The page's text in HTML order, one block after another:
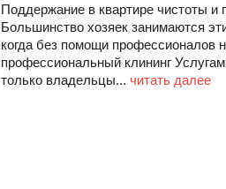
Поддержание в квартире чистоты и
Большинство хозяек занимаются
когда без помощи профессионалов
профессиональный клининг
только владельцы... читать далее